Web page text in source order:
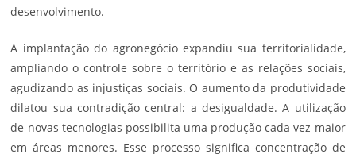
desenvolvimento.
A implantação do agronegócio expandiu sua territorialidade,
ampliando o controle sobre o território e as relações sociais,
agudizando as injustiças sociais. O aumento da produtividade
dilatou sua contradição central: a desigualdade. A utilização
de novas tecnologias possibilita uma produção cada vez maior
em áreas menores. Esse processo significa concentração de